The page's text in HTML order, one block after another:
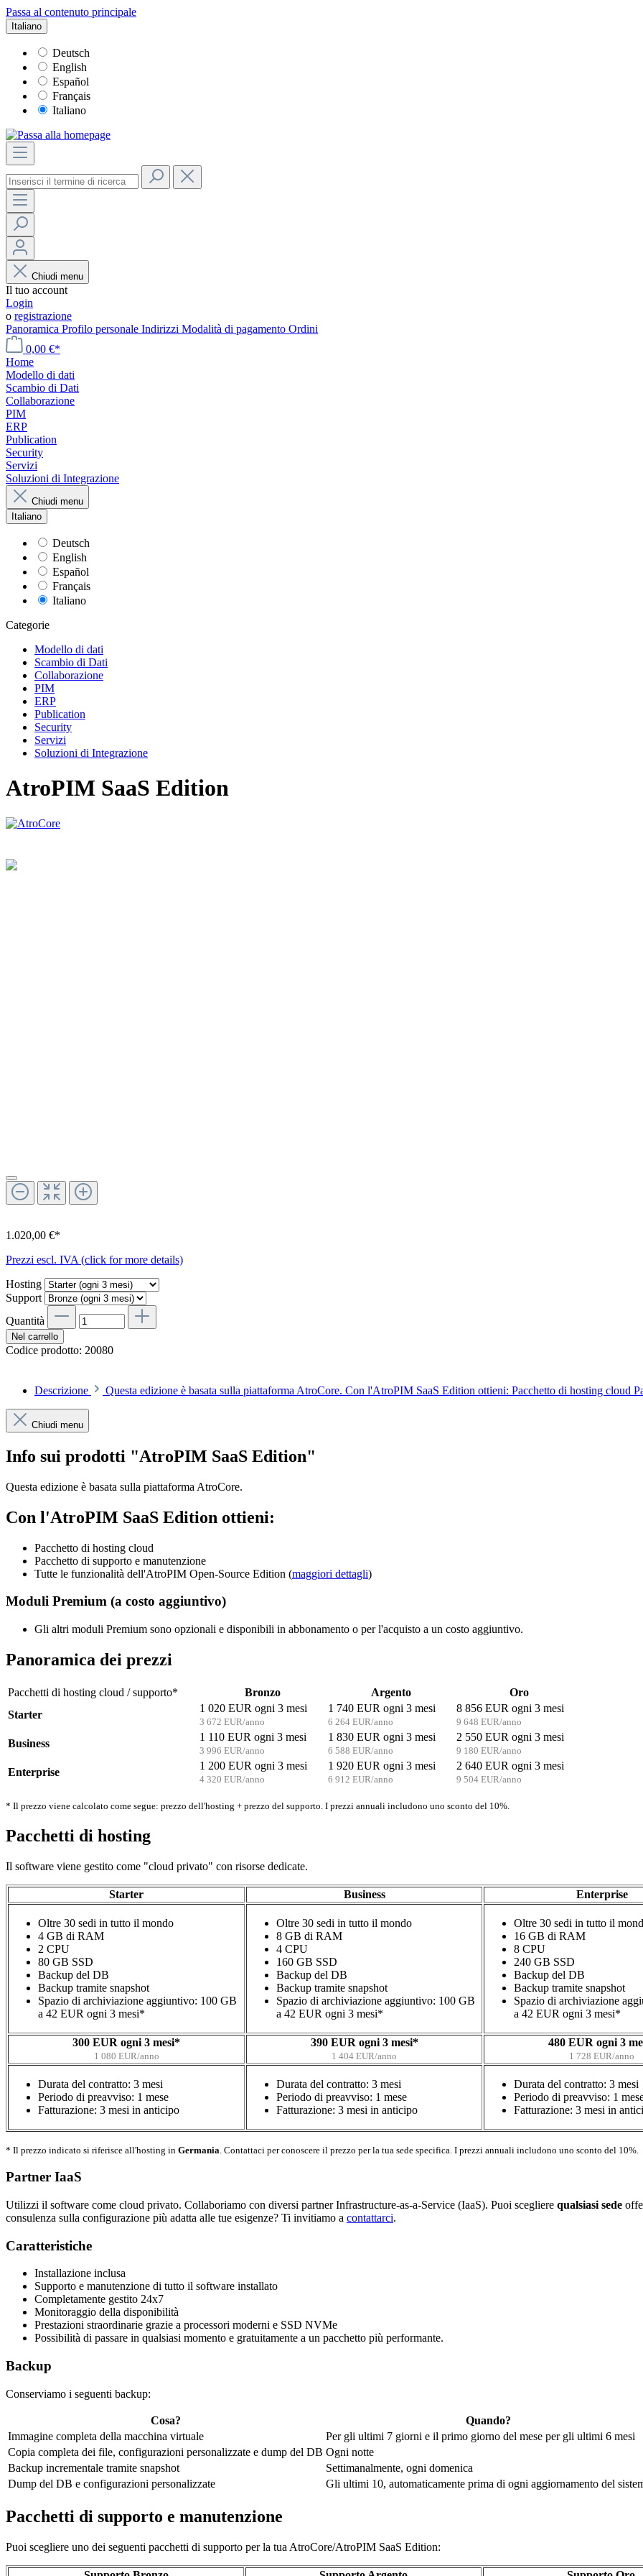
Passa al contenuto principale
Italiano
Deutsch
English
Español
Français
Italiano
Chiudi menu
Il tuo account
Login
o registrazione
Panoramica Profilo personale Indirizzi Modalità di pagamento Ordini
0,00 €*
Home
Modello di dati
Scambio di Dati
Collaborazione
PIM
ERP
Publication
Security
Servizi
Soluzioni di Integrazione
Chiudi menu
Italiano
Deutsch
English
Español
Français
Italiano
Categorie
Modello di dati
Scambio di Dati
Collaborazione
PIM
ERP
Publication
Security
Servizi
Soluzioni di Integrazione
AtroPIM SaaS Edition
1.020,00 €*
Prezzi escl. IVA (click for more details)
Hosting
Support
Quantità
Nel carrello
Codice prodotto: 20080
Descrizione Questa edizione è basata sulla piattaforma AtroCore. Con l'AtroPIM SaaS Edition ottieni: Pacchetto di hosting cloud
Chiudi menu
Info sui prodotti "AtroPIM SaaS Edition"
Questa edizione è basata sulla piattaforma AtroCore.
Con l'AtroPIM SaaS Edition ottieni:
Pacchetto di hosting cloud
Pacchetto di supporto e manutenzione
Tutte le funzionalità dell'AtroPIM Open-Source Edition (maggiori dettagli)
Moduli Premium (a costo aggiuntivo)
Gli altri moduli Premium sono opzionali e disponibili in abbonamento o per l'acquisto a un costo aggiuntivo.
Panoramica dei prezzi
Pacchetti di hosting cloud / supporto* Bronzo Argento
Oro
Starter
1 020 EUR ogni 3 mesi
3 672 EUR/anno
1 740 EUR ogni 3 mesi
6 264 EUR/anno
8 856 EUR ogni 3 mesi
9 648 EUR/anno
Business
1 110 EUR ogni 3 mesi
3 996 EUR/anno
1 830 EUR ogni 3 mesi
6 588 EUR/anno
2 550 EUR ogni 3 mesi
9 180 EUR/anno
Enterprise
1 200 EUR ogni 3 mesi
4 320 EUR/anno
1 920 EUR ogni 3 mesi
6 912 EUR/anno
2 640 EUR ogni 3 mesi
9 504 EUR/anno
* Il prezzo viene calcolato come segue: prezzo dell'hosting + prezzo del supporto. I prezzi annuali includono uno sconto del 10%.
Pacchetti di hosting
Il software viene gestito come "cloud privato" con risorse dedicate.
Starter Business Enterprise
Oltre 30 sedi in tutto il mondo
4 GB di RAM
2 CPU
80 GB SSD
Backup del DB
Backup tramite snapshot
Spazio di archiviazione aggiuntivo: 100 GB
a 42 EUR ogni 3 mesi*
Oltre 30 sedi in tutto il mondo
8 GB di RAM
4 CPU
160 GB SSD
Backup del DB
Backup tramite snapshot
Spazio di archiviazione aggiuntivo: 100 GB
a 42 EUR ogni 3 mesi*
Oltre 30 sedi in tutto il
16 GB di RAM
8 CPU
240 GB SSD
Backup del DB
Backup tramite snapshot
Spazio di archiviazione
a 42 EUR ogni 3 mesi*
300 EUR ogni 3 mesi*
1 080 EUR/anno
390 EUR ogni 3 mesi*
1 404 EUR/anno
480 EUR ogni 3
1 728 EUR/anno
Durata del contratto: 3 mesi
Periodo di preavviso: 1 mese
Fatturazione: 3 mesi in anticipo
Durata del contratto: 3 mesi
Periodo di preavviso: 1 mese
Fatturazione: 3 mesi in anticipo
Durata del contratto: 3 mesi
Periodo di preavviso: 1
Fatturazione: 3 mesi in
* Il prezzo indicato si riferisce all'hosting in Germania . Contattaci per conoscere il prezzo per la tua sede specifica. I prezzi annuali includono uno sconto del 10%.
Partner IaaS
Utilizzi il software come cloud privato. Collaboriamo con diversi partner Infrastructure-as-a-Service (IaaS). Puoi scegliere qualsiasi sede
consulenza sulla configurazione più adatta alle tue esigenze? Ti invitiamo a contattarci.
Caratteristiche
Installazione inclusa
Supporto e manutenzione di tutto il software installato
Completamente gestito 24x7
Monitoraggio della disponibilità
Prestazioni straordinarie grazie a processori moderni e SSD NVMe
Possibilità di passare in qualsiasi momento e gratuitamente a un pacchetto più performante.
Backup
Conserviamo i seguenti backup:
Cosa?
Quando?
Immagine completa della macchina virtuale
Per gli ultimi 7 giorni e il primo giorno del mese per gli ultimi 6 mesi
Copia completa dei file, configurazioni personalizzate e dump del DB Ogni notte
Backup incrementale tramite snapshot
Settimanalmente, ogni domenica
Dump del DB e configurazioni personalizzate
Gli ultimi 10, automaticamente prima di ogni aggiornamento del
Pacchetti di supporto e manutenzione
Puoi scegliere uno dei seguenti pacchetti di supporto per la tua AtroCore/AtroPIM SaaS Edition: